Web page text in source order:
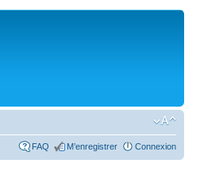
FAQ M’enregistrer Connexion